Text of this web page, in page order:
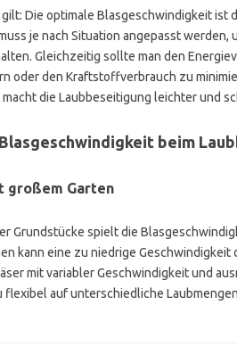
gilt: Die optimale Blasgeschwindigkeit
je nach Situation angepasst
Gleichzeitig sollte man den
oder den Kraftstoffverbrauch zu
die Laubbeseitigung leichter und
beim
großem Garten
Grundstücke spielt die
kann eine zu niedrige
mit variabler Geschwindigkeit und
flexibel auf unterschiedliche